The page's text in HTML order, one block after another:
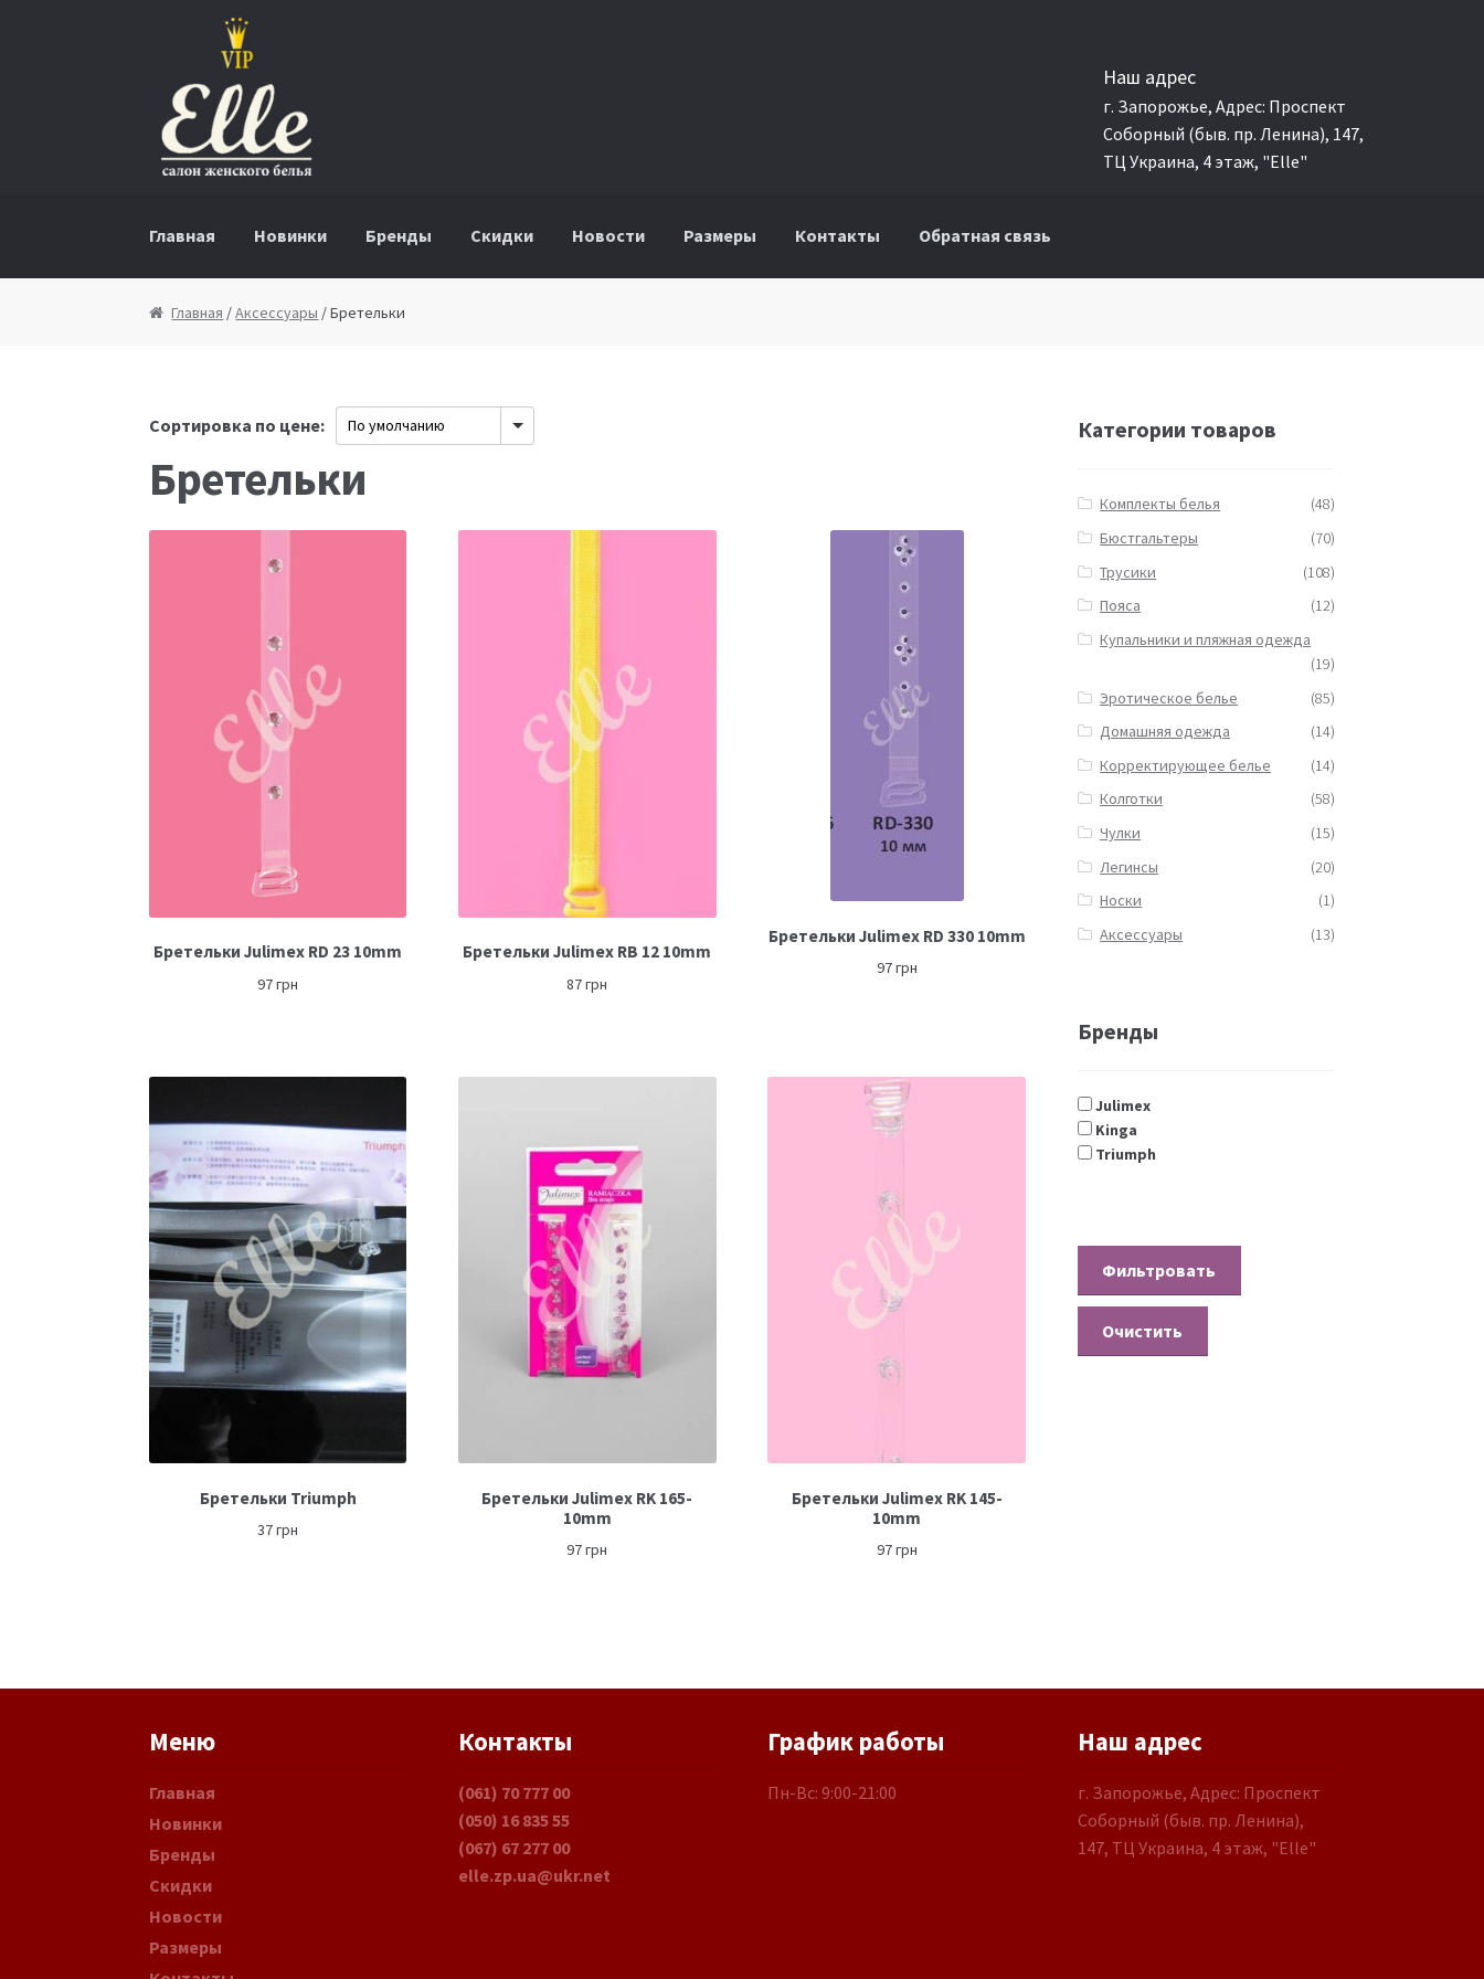
Наш адрес
г. Запорожье, Адрес: Проспект
Соборный (быв. пр. Ленина), 147,
ТЦ Украина, 4 этаж, "Elle"
Перейти к навигации
Перейти к содержимому
Главная Новинки Бренды Скидки Новости Размеры Контакты Обратная связь
Главная /Аксессуары / Бретельки
Сортировка по цене:
Бретельки
Бретельки Julimex RD 23 10mm
97грн
Бретельки Julimex RB 12 10mm
87грн
Бретельки Julimex RD 330 10mm
97грн
Бретельки Triumph
37грн
Бретельки Julimex RK 165-
10mm
97грн
Бретельки Julimex RK 145-
10mm
97грн
Категории товаров
Комплекты белья
(48)
Бюстгальтеры
(70)
Трусики
(108)
Пояса
(12)
Купальники и пляжная одежда
(19)
Эротическое белье
(85)
Домашняя одежда
(14)
Корректирующее белье
(14)
Колготки
(58)
Чулки
(15)
Легинсы
(20)
Носки
(1)
Аксессуары
(13)
Бренды
Julimex
Kinga
Triumph
Очистить
Меню
Главная
Новинки
Бренды
Скидки
Новости
Размеры
Контакты
(061) 70 777 00
(050) 16 835 55
(067) 67 277 00
elle.zp.ua@ukr.net
График работы
Пн-Вс: 9:00-21:00
Наш адрес
г. Запорожье, Адрес: Проспект
Соборный (быв. пр. Ленина),
147, ТЦ Украина, 4 этаж, "Elle"